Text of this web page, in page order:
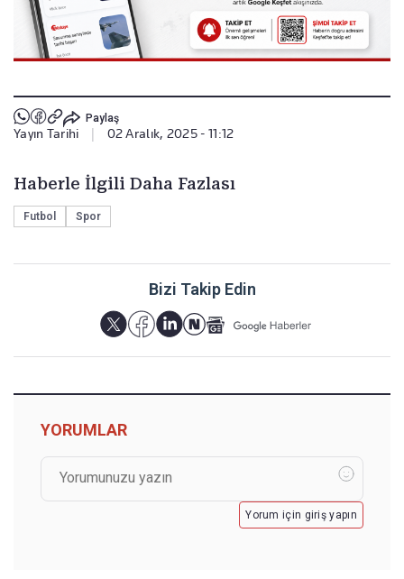
Paylaş
Yayın Tarihi 02 Aralık, 2025 - 11:12
Haberle İlgili Daha Fazlası
Futbol Spor
Bizi Takip Edin
YORUMLAR
Yorum için giriş yapın